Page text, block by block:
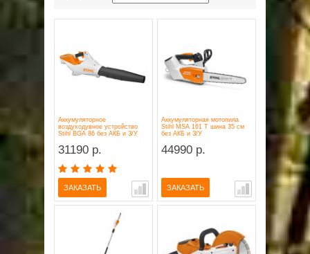
Аккумуляторное
воздуходувное устройство
Stihl BGA 86 без АКБ и З/У
31190 р.
ЗАКАЗАТЬ
Аккумуляторная мотопила
Stihl MSA 161 T шина 35 см
без АКБ и З/У
44990 р.
ЗАКАЗАТЬ